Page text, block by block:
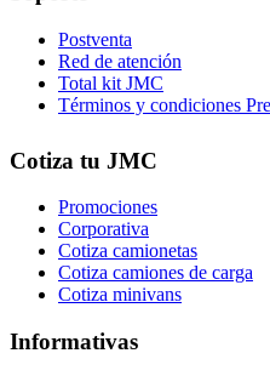
Postventa
Red de atención
Total kit JMC
Términos y condiciones
Cotiza tu JMC
Promociones
Corporativa
Cotiza camionetas
Cotiza camiones de carga
Cotiza minivans
Informativas